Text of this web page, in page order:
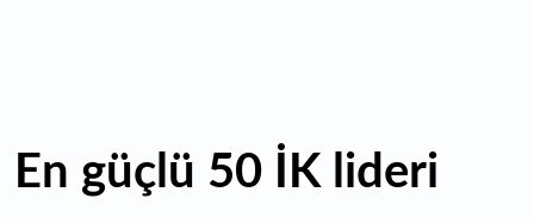
En güçlü 50 İK lideri